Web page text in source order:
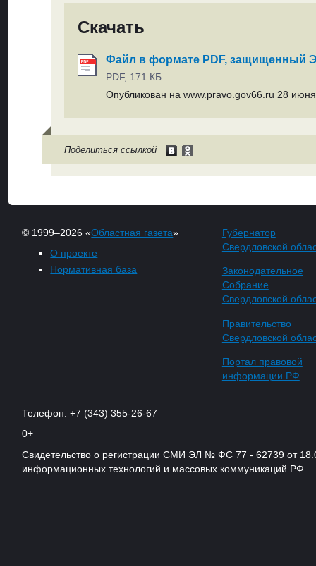
Скачать
Файл в формате PDF, защищенный
PDF, 171 КБ
Опубликован на www.pravo.gov66.ru 28 июня
Поделиться ссылкой
© 1999–2026 «Областная газета»
О проекте
Нормативная база
Губернатор
Свердловской
Законодательное
Собрание
Свердловской
Правительство
Свердловской
Портал правовой
информации РФ
Телефон: +7 (343) 355-26-67
0+
Свидетельство о регистрации СМИ ЭЛ № ФС 77 - 62739 от
информационных технологий и массовых коммуникаций РФ.